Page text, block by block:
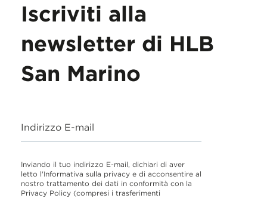
Iscriviti alla
newsletter di HLB
San Marino
Indirizzo E-mail
Inviando il tuo indirizzo E-mail, dichiari di aver
letto l'Informativa sulla privacy e di acconsentire al
nostro trattamento dei dati in conformità con la
Privacy Policy (compresi i trasferimenti